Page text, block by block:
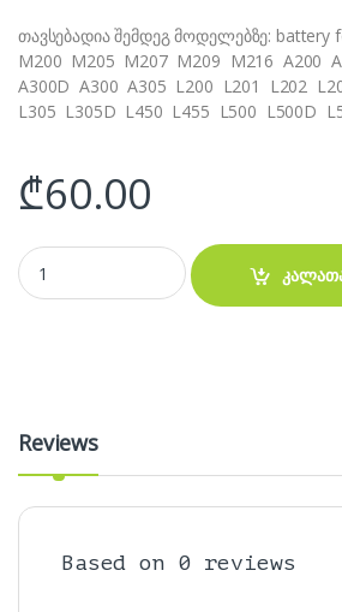
თავსებადია შემდეგ მოდელებზე: battery
M200 M205 M207 M209 M216 A200
A300D A300 A305 L200 L201 L202
L305 L305D L450 L455 L500 L500D
₾60.00
აკუმულატორი - Toshiba Satellite A200
Reviews
Based on 0 reviews